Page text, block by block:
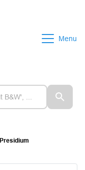
Menu
Presidium